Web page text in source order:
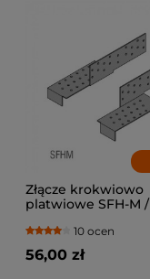
Złącze krokwiowo
platwiowe SFH-M /
10 ocen
56,00 zł